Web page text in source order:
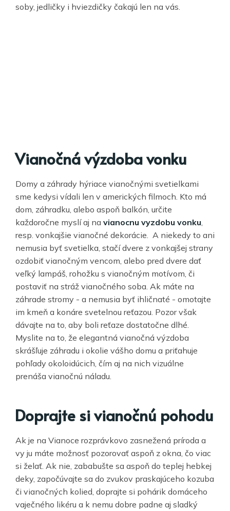
soby, jedličky i hviezdičky čakajú len na vás.
Vianočná výzdoba vonku
Domy a záhrady hýriace vianočnými svetielkami
sme kedysi vídali len v amerických filmoch. Kto má
dom, záhradku, alebo aspoň balkón, určite
každoročne myslí aj na vianocnu vyzdobu vonku
resp. vonkajšie vianočné dekorácie. A niekedy to ani
nemusia byť svetielka, stačí dvere z vonkajšej strany
ozdobiť vianočným vencom, alebo pred dvere dať
veľký lampáš, rohožku s vianočným motívom, či
postaviť na stráž vianočného soba. Ak máte na
záhrade stromy - a nemusia byť ihličnaté - omotajte
im kmeň a konáre svetelnou reťazou. Pozor však
dávajte na to, aby boli reťaze dostatočne dlhé.
Myslite na to, že elegantná vianočná výzdoba
skrášľuje záhradu i okolie vášho domu a priťahuje
pohľady okoloidúcich, čím aj na nich vizuálne
prenáša vianočnú náladu.
Doprajte si vianočnú pohodu
Ak je na Vianoce rozprávkovo zasnežená príroda a
vy ju máte možnosť pozorovať aspoň z okna, čo viac
si želať. Ak nie, zababušte sa aspoň do teplej hebkej
deky, započúvajte sa do zvukov praskajúceho kozuba
či vianočných kolied, doprajte si pohárik domáceho
vaječného likéru a k nemu dobre padne aj sladký